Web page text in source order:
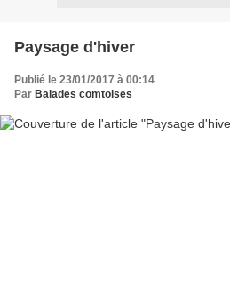
Paysage d'hiver
Publié le 23/01/2017 à 00:14
Par Balades comtoises